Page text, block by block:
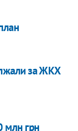
за ЖКХ
млн грн